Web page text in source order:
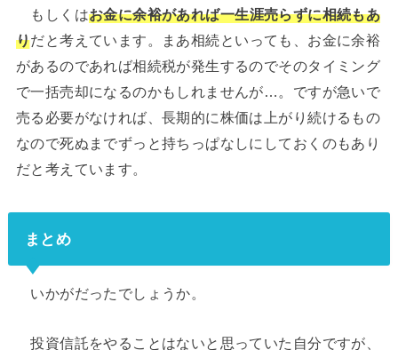
もしくはお金に余裕があれば一生涯売らずに相続もあ
りだと考えています。まあ相続といっても、お金に余裕
があるのであれば相続税が発生するのでそのタイミング
で一括売却になるのかもしれませんが…。ですが急いで
売る必要がなければ、長期的に株価は上がり続けるもの
なので死ぬまでずっと持ちっぱなしにしておくのもあり
だと考えています。
まとめ
いかがだったでしょうか。
投資信託をやることはないと思っていた自分ですが、